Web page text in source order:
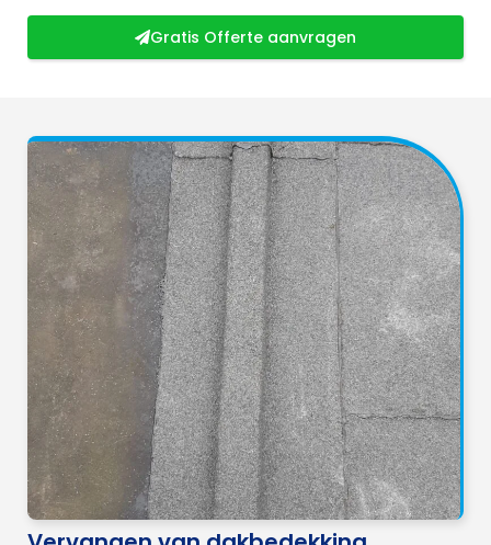
Gratis Offerte aanvragen